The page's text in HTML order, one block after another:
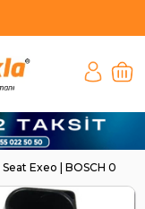
Exeo | BOSCH